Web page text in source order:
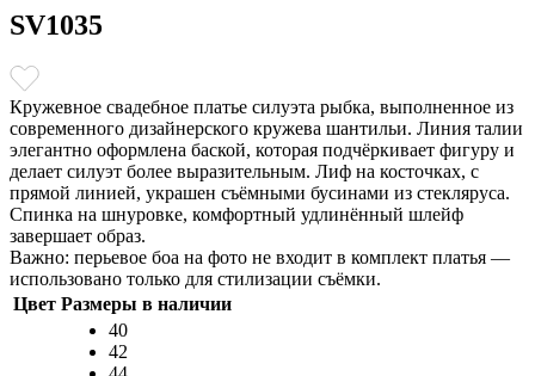
SV1035
Кружевное свадебное платье силуэта рыбка, выполненное из
современного дизайнерского кружева шантильи. Линия талии
элегантно оформлена баской, которая подчёркивает фигуру и
делает силуэт более выразительным. Лиф на косточках, с
прямой линией, украшен съёмными бусинами из стекляруса.
Спинка на шнуровке, комфортный удлинённый шлейф
завершает образ.
Важно: перьевое боа на фото не входит в комплект платья —
использовано только для стилизации съёмки.
Цвет Размеры в наличии
40
42